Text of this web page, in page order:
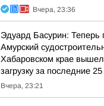
Вчера, 23:36
Эдуард Басурин: Теперь
Амурский
Хабаровском крае
загрузку за последние
Вчера, 23:21